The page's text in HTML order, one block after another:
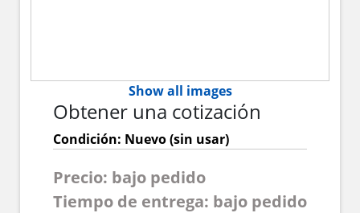
Show all images
Obtener una cotización
Condición: Nuevo (sin usar)
Precio: bajo pedido
Tiempo de entrega: bajo pedido